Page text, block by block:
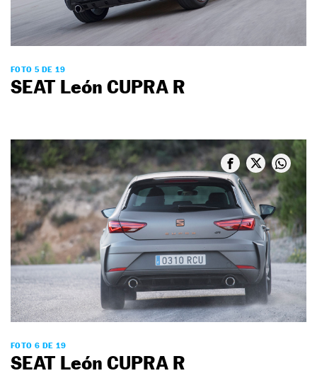
FOTO 5 DE 19
SEAT León CUPRA R
FOTO 6 DE 19
SEAT León CUPRA R